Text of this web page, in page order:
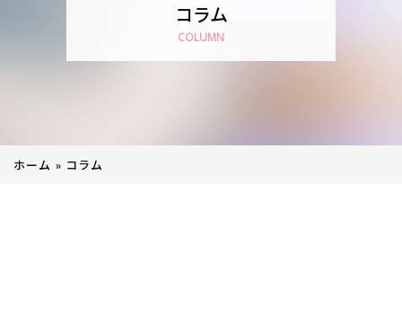
コラム
COLUMN
ホーム » コラム